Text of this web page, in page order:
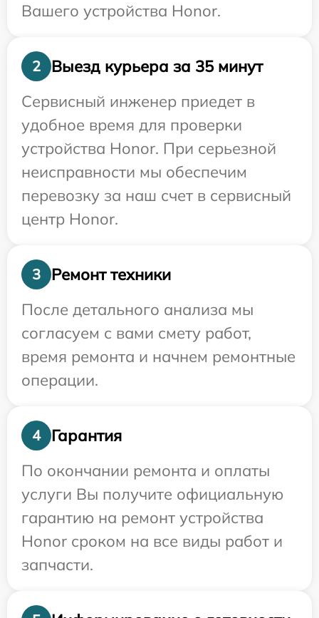
Вашего устройства Honor.
2
Выезд курьера за 35 минут
Сервисный инженер приедет в
удобное время для проверки
устройства Honor. При серьезной
неисправности мы обеспечим
перевозку за наш счет в сервисный
центр Honor.
3
Ремонт техники
После детального анализа мы
согласуем с вами смету работ,
время ремонта и начнем ремонтные
операции.
4
Гарантия
По окончании ремонта и оплаты
услуги Вы получите официальную
гарантию на ремонт устройства
Honor сроком на все виды работ и
запчасти.